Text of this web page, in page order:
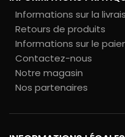
Informations sur la
Retours de produits
Informations sur le
Contactez-nous
Notre magasin
Nos partenaires